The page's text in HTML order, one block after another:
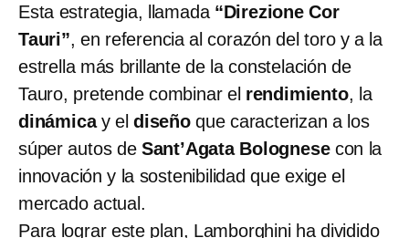
Esta estrategia, llamada “Direzione Cor
Tauri”, en referencia al corazón del toro y a la
estrella más brillante de la constelación de
Tauro, pretende combinar el rendimiento, la
dinámicay eldiseñoque caracterizan a los
súper autos de Sant’Agata Bolognese con la
innovación y la sostenibilidad que exige el
mercado actual.
Para lograr este plan, Lamborghini ha dividido